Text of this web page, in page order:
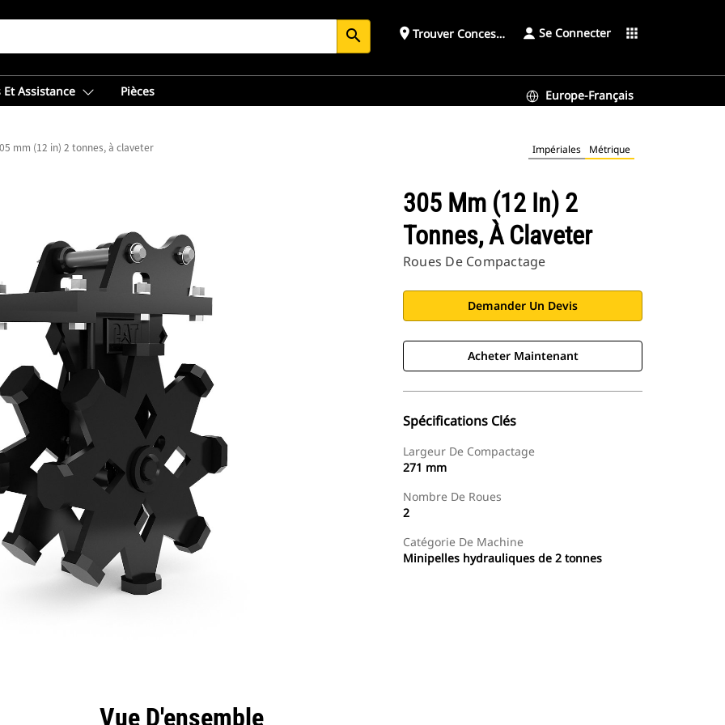
search place Trouver ConcessionnaireSe Connecter apps
Et Assistance Pièces Europe-Français
mm (12 in) 2 tonnes, à claveter Impériales Métrique
305 Mm (12 In) 2
Tonnes, À Claveter
Roues De Compactage
Demander Un Devis
Acheter Maintenant
Spécifications Clés
Largeur De Compactage
271 mm
Nombre De Roues
2
Catégorie De Machine
Minipelles hydrauliques de 2 tonnes
Vue D'ensemble